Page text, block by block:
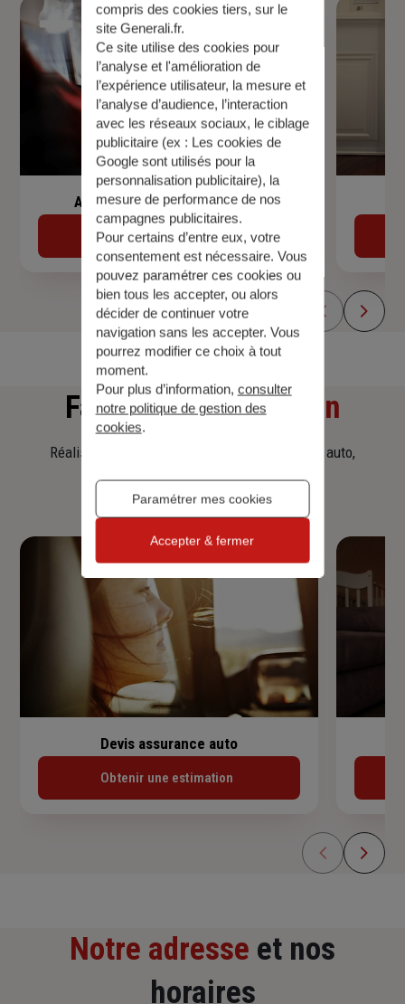
Assurance de prêt immobilier
Découvrir
Faitesune simulation
Réalisez une simulation tarifaire d'assurance, auto,
habitation, prêt immobilier.
Devis assurance auto
Obtenir une estimation
Notre adresse et nos
horaires
compris des cookies tiers, sur le
site Generali.fr.
Ce site utilise des cookies pour
l’analyse et l'amélioration de
l’expérience utilisateur, la mesure et
l’analyse d’audience, l’interaction
avec les réseaux sociaux, le ciblage
publicitaire (ex : Les cookies de
Google sont utilisés pour la
personnalisation publicitaire), la
mesure de performance de nos
campagnes publicitaires.
Pour certains d’entre eux, votre
consentement est nécessaire. Vous
pouvez paramétrer ces cookies ou
bien tous les accepter, ou alors
décider de continuer votre
navigation sans les accepter. Vous
pourrez modifier ce choix à tout
moment.
Pour plus d’information, consulter
notre politique de gestion des
cookies.
Paramétrer mes cookies
Accepter & fermer